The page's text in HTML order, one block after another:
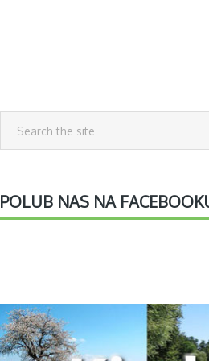
POLUB NAS NA